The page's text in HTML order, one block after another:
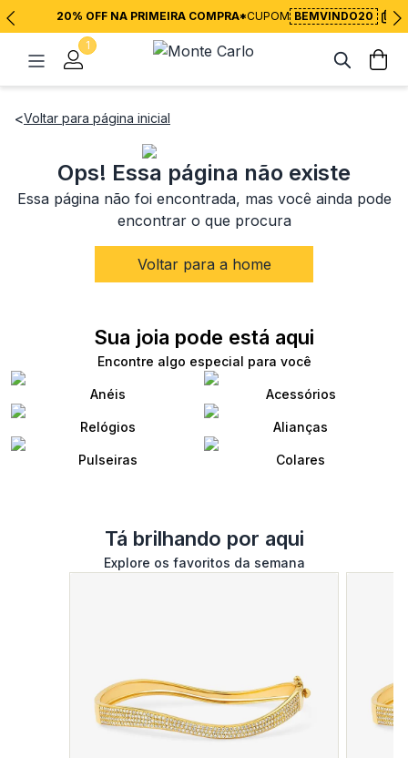
20% OFF NA PRIMEIRA COMPRA*CUPOM BEMVINDO20
1
<Voltar para página inicial
Ops! Essa página não existe
Essa página não foi encontrada, mas você ainda pode
encontrar o que procura
Voltar para a home
Sua joia pode está aqui
Encontre algo especial para você
Anéis Acessórios
Relógios Alianças
Pulseiras Colares
Tá brilhando por aqui
Explore os favoritos da semana